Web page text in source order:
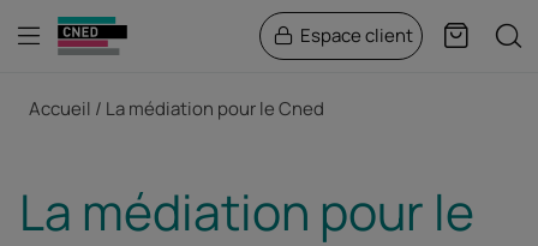
Menu Espace client Panier
Accueil La médiation pour le Cned
La médiation pour le